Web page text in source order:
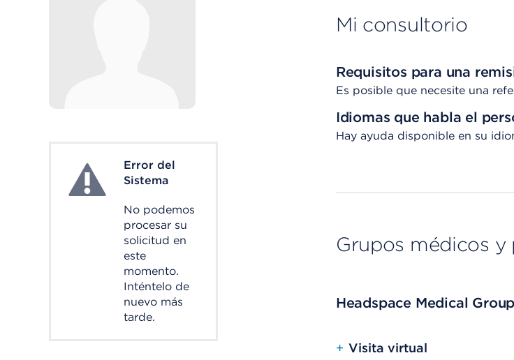
System ErrorError del
Sistema
No podemos
procesar su
solicitud en
este
momento.
Inténtelo de
nuevo más
tarde.
Mi consultorio
Requisitos para una
Es posible que necesite una
Idiomas que habla el
Hay ayuda disponible en su
Grupos médicos y
Headspace Medical
+ Visita virtual